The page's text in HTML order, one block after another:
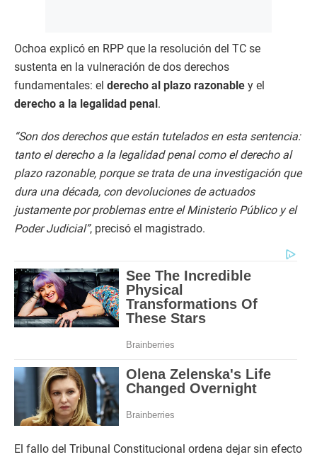
Ochoa explicó en RPP que la resolución del TC se
sustenta en la vulneración de dos derechos
fundamentales: el derecho al plazo razonable y el
derecho a la legalidad penal .
“Son dos derechos que están tutelados en esta sentencia:
tanto el derecho a la legalidad penal como el derecho al
plazo razonable, porque se trata de una investigación que
dura una década, con devoluciones de actuados
justamente por problemas entre el Ministerio Público y el
Poder Judicial”, precisó el magistrado.
El fallo del Tribunal Constitucional ordena dejar sin efecto